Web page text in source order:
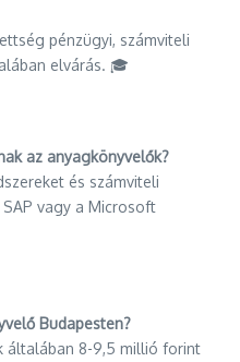
pénzügyi, számviteli
elvárás. 🎓
az anyagkönyvelők?
és számviteli
vagy a Microsoft
Budapesten?
általában 8-9,5 millió forint